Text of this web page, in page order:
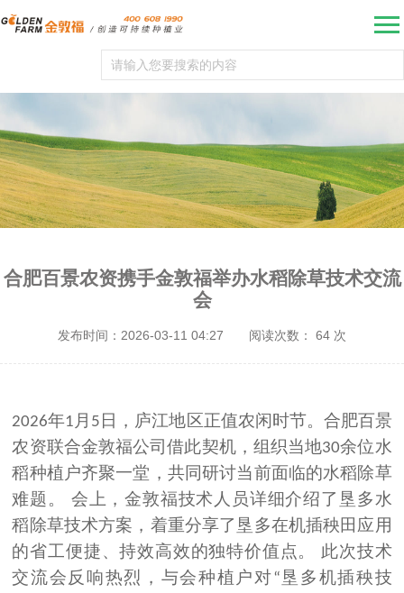
合肥百景农资携手金敦福举办水稻除草技术交流
会
发布时间：2026-03-11 04:27 阅读次数： 64 次
2026年1 月 5 日，庐江地区正值农闲 时节。合肥百景
农资联合金敦福公司借此契机，组织当地30余位水
稻种植户齐聚一堂，共同研讨当前面临的水稻除草
难题。 会上，金敦福技术人员详细介绍了垦多水
稻除草技术方案，着重分享了垦多在机插秧田应用
的省工便捷、持效高效的独特价值点。 此次技术
交流会反响热烈，与会种植户对“ 垦多机插秧技